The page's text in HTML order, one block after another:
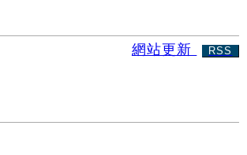
網站更新 RSS